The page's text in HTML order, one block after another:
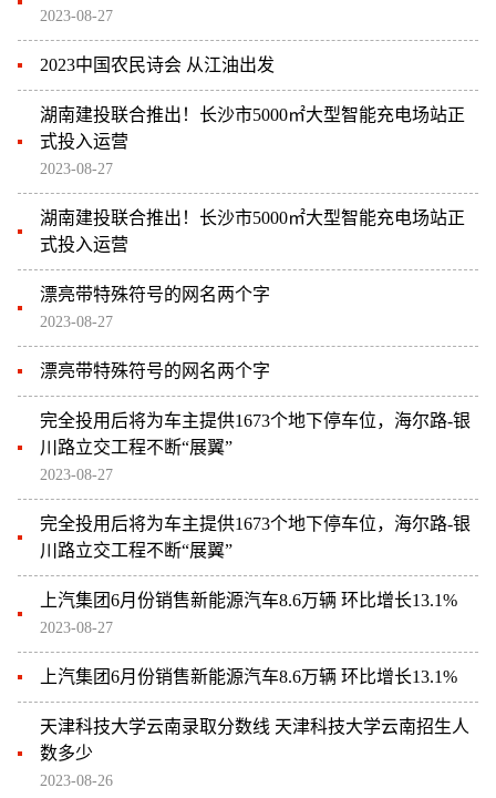
2023-08-27
2023中国农民诗会 从江油出发
湖南建投联合推出！长沙市5000㎡大型智能充电场站正
式投入运营
2023-08-27
湖南建投联合推出！长沙市5000㎡大型智能充电场站正
式投入运营
漂亮带特殊符号的网名两个字
2023-08-27
漂亮带特殊符号的网名两个字
完全投用后将为车主提供1673个地下停车位，海尔路-银
川路立交工程不断“展翼”
2023-08-27
完全投用后将为车主提供1673个地下停车位，海尔路-银
川路立交工程不断“展翼”
上汽集团6月份销售新能源汽车8.6万辆 环比增长13.1%
2023-08-27
上汽集团6月份销售新能源汽车8.6万辆 环比增长13.1%
天津科技大学云南录取分数线 天津科技大学云南招生人
数多少
2023-08-26